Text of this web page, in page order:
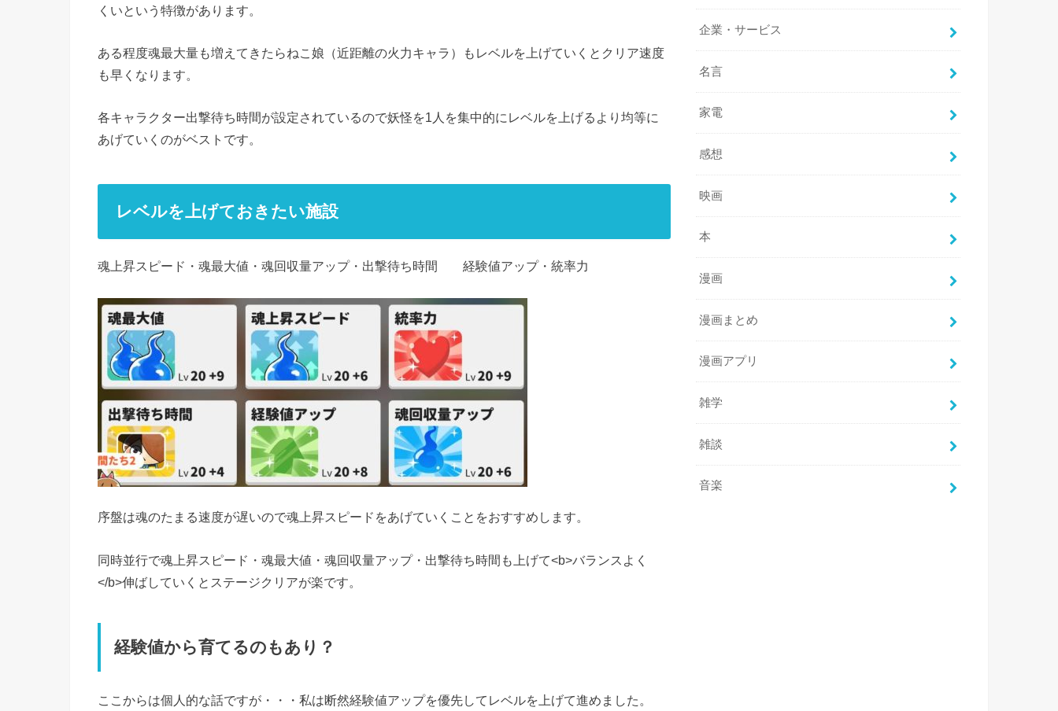
くいという特徴があります。
ある程度魂最大量も増えてきたらねこ娘（近距離の火力キャラ）もレベルを上げていくとクリア速度
も早くなります。
各キャラクター出撃待ち時間が設定されているので妖怪を1人を集中的にレベルを上げるより均等に
あげていくのがベストです。
レベルを上げておきたい施設
魂上昇スピード・魂最大値・魂回収量アップ・出撃待ち時間 経験値アップ・統率力
序盤は魂のたまる速度が遅いので魂上昇スピードをあげていくことをおすすめします。
同時並行で魂上昇スピード・魂最大値・魂回収量アップ・出撃待ち時間も上げて<b>バランスよく
</b>伸ばしていくとステージクリアが楽です。
経験値から育てるのもあり？
ここからは個人的な話ですが・・・私は断然経験値アップを優先してレベルを上げて進めました。
企業・サービス
名言
家電
感想
映画
本
漫画
漫画まとめ
漫画アプリ
雑学
雑談
音楽